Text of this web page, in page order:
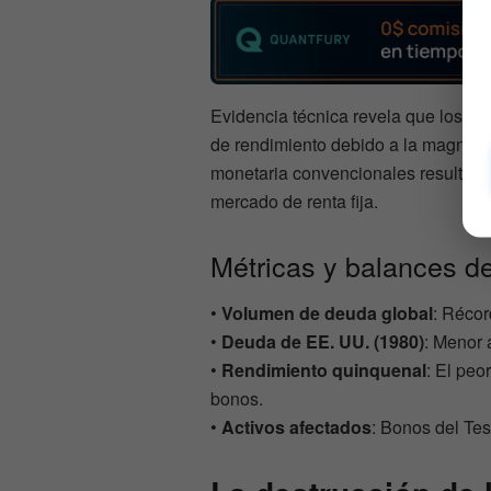
Evidencia técnica revela que los
de rendimiento debido a la
monetaria convencionales resultan
mercado de renta fija.
Métricas y balances
• Volumen de deuda global:
• Deuda de EE. UU. (1980): Menor
• Rendimiento quinquenal: El
bonos.
• Activos afectados: Bonos del